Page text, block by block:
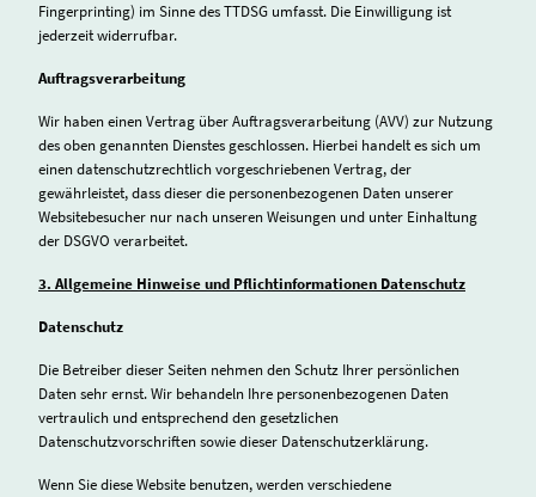
Fingerprinting) im Sinne des TTDSG umfasst. Die Einwilligung ist
jederzeit widerrufbar.
Auftragsverarbeitung
Wir haben einen Vertrag über Auftragsverarbeitung (AVV) zur Nutzung
des oben genannten Dienstes geschlossen. Hierbei handelt es sich um
einen datenschutzrechtlich vorgeschriebenen Vertrag, der
gewährleistet, dass dieser die personenbezogenen Daten unserer
Websitebesucher nur nach unseren Weisungen und unter Einhaltung
der DSGVO verarbeitet.
3. Allgemeine Hinweise und Pflichtinformationen Datenschutz
Datenschutz
Die Betreiber dieser Seiten nehmen den Schutz Ihrer persönlichen
Daten sehr ernst. Wir behandeln Ihre personenbezogenen Daten
vertraulich und entsprechend den gesetzlichen
Datenschutzvorschriften sowie dieser Datenschutzerklärung.
Wenn Sie diese Website benutzen, werden verschiedene